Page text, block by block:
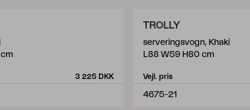
3 225 DKK
TROLLY
serveringsvogn, Khaki
L88 W59 H80 cm
Vejl. pris
4675-21